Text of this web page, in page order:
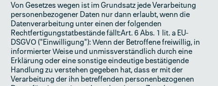
Von Gesetzes wegen ist im Grundsatz jede Verarbeitung
personenbezogener Daten nur dann erlaubt, wenn die
Datenverarbeitung unter einen der folgenden
Rechtfertigungstatbestände fällt:Art. 6 Abs. 1 lit. a EU-
DSGVO ("Einwilligung"): Wenn der Betroffene freiwillig, in
informierter Weise und unmissverständlich durch eine
Erklärung oder eine sonstige eindeutige bestätigende
Handlung zu verstehen gegeben hat, dass er mit der
Verarbeitung der ihn betreffenden personenbezogenen